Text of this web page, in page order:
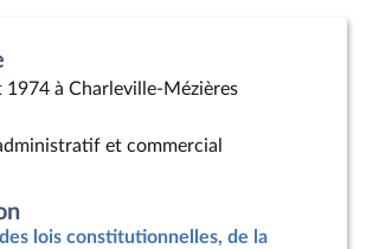
1974 à Charleville-Mézières
et commercial
lois constitutionnelles, de la